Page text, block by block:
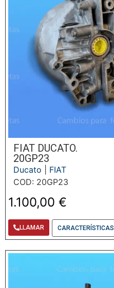
FIAT DUCATO.
20GP23
Ducato
FIAT
COD: 20GP23
1.100,00 €
LLAMAR CARACTERÍSTICAS